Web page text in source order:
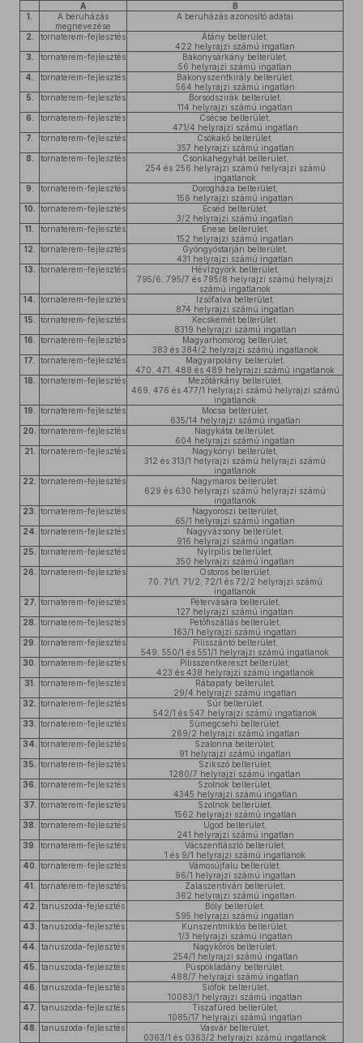
A
B
1.
A beruházás
megnevezése
A beruházás azonosító adatai
2. tornaterem-fejlesztés
Átány belterület,
422 helyrajzi számú ingatlan
3.
tornaterem-fejlesztés
Bakonysárkány belterület,
56 helyrajzi számú ingatlan
4.
tornaterem-fejlesztés
Bakonyszentkirály belterület,
564 helyrajzi számú ingatlan
5.
tornaterem-fejlesztés
Borsodszirák belterület,
114 helyrajzi számú ingatlan
6.
tornaterem-fejlesztés
Csécse belterület,
471/4 helyrajzi számú ingatlan
7.
tornaterem-fejlesztés
Csókakő belterület,
357 helyrajzi számú ingatlan
8.
tornaterem-fejlesztés
Csonkahegyhát belterület,
254 és 256 helyrajzi számú helyrajzi számú
ingatlanok
9.
tornaterem-fejlesztés
Dorogháza belterület,
156 helyrajzi számú ingatlan
10.
tornaterem-fejlesztés
Ecséd belterület,
3/2 helyrajzi számú ingatlan
11.
tornaterem-fejlesztés
Enese belterület,
152 helyrajzi számú ingatlan
12.
tornaterem-fejlesztés
Gyöngyöstarján belterület,
431 helyrajzi számú ingatlan
13.
tornaterem-fejlesztés
Hévízgyörk belterület,
795/6, 795/7 és 795/8 helyrajzi számú helyrajzi
számú ingatlanok
14.
tornaterem-fejlesztés
Izsófalva belterület,
874 helyrajzi számú ingatlan
15.
tornaterem-fejlesztés
Kecskemét belterület,
8319 helyrajzi számú ingatlan
16.
tornaterem-fejlesztés
Magyarhomorog belterület,
383 és 384/2 helyrajzi számú ingatlanok
17.
tornaterem-fejlesztés
Magyarpolány belterület,
470, 471, 488 és 489 helyrajzi számú ingatlanok
18.
tornaterem-fejlesztés
Mezőtárkány belterület,
469, 476 és 477/1 helyrajzi számú helyrajzi számú
ingatlanok
19.
tornaterem-fejlesztés
Mocsa belterület,
635/14 helyrajzi számú ingatlan
20.
tornaterem-fejlesztés
Nagykáta belterület,
604 helyrajzi számú ingatlan
21.
tornaterem-fejlesztés
Nagykónyi belterület,
312 és 313/1 helyrajzi számú helyrajzi számú
ingatlanok
22.
tornaterem-fejlesztés
Nagymaros belterület,
629 és 630 helyrajzi számú helyrajzi számú
ingatlanok
23.
tornaterem-fejlesztés
Nagyoroszi belterület,
65/1 helyrajzi számú ingatlan
24.
tornaterem-fejlesztés
Nagyvázsony belterület,
916 helyrajzi számú ingatlan
25.
tornaterem-fejlesztés
Nyírpilis belterület,
350 helyrajzi számú ingatlan
26.
tornaterem-fejlesztés
Ostoros belterület,
70, 71/1, 71/2, 72/1 és 72/2 helyrajzi számú
ingatlanok
27.
tornaterem-fejlesztés
Pétervására belterület,
127 helyrajzi számú ingatlan
28.
tornaterem-fejlesztés
Petőfiszállás belterület,
163/1 helyrajzi számú ingatlan
29.
tornaterem-fejlesztés
Pilisszántó belterület,
549, 550/1 és 551/1 helyrajzi számú ingatlanok
30.
tornaterem-fejlesztés
Pilisszentkereszt belterület,
423 és 438 helyrajzi számú ingatlanok
31.
tornaterem-fejlesztés
Rábapaty belterület,
29/4 helyrajzi számú ingatlan
32.
tornaterem-fejlesztés
Súr belterület,
542/1 és 547 helyrajzi számú ingatlanok
33.
tornaterem-fejlesztés
Sümegcsehi belterület,
269/2 helyrajzi számú ingatlan
34.
tornaterem-fejlesztés
Szalonna belterület,
91 helyrajzi számú ingatlan
35.
tornaterem-fejlesztés
Szikszó belterület,
1280/7 helyrajzi számú ingatlan
36.
tornaterem-fejlesztés
Szolnok belterület,
4345 helyrajzi számú ingatlan
37.
tornaterem-fejlesztés
Szolnok belterület,
1562 helyrajzi számú ingatlan
38.
tornaterem-fejlesztés
Ugod belterület,
241 helyrajzi számú ingatlan
39.
tornaterem-fejlesztés
Vácszentlászló belterület,
1 és 9/1 helyrajzi számú ingatlanok
40.
tornaterem-fejlesztés
Vámosújfalu belterület,
96/1 helyrajzi számú ingatlan
41.
tornaterem-fejlesztés
Zalaszentiván belterület,
362 helyrajzi számú ingatlan
42.
tanuszoda-fejlesztés
Bóly belterület,
595 helyrajzi számú ingatlan
43.
tanuszoda-fejlesztés
Kunszentmiklós belterület,
1/3 helyrajzi számú ingatlan
44.
tanuszoda-fejlesztés
Nagykőrös belterület,
254/1 helyrajzi számú ingatlan
45.
tanuszoda-fejlesztés
Püspökladány belterület,
488/7 helyrajzi számú ingatlan
46.
tanuszoda-fejlesztés
Siófok belterület,
10083/1 helyrajzi számú ingatlan
47.
tanuszoda-fejlesztés
Tiszafüred belterület,
1085/17 helyrajzi számú ingatlan
48.
tanuszoda-fejlesztés
Vasvár belterület,
0363/1 és 0363/2 helyrajzi számú ingatlanok